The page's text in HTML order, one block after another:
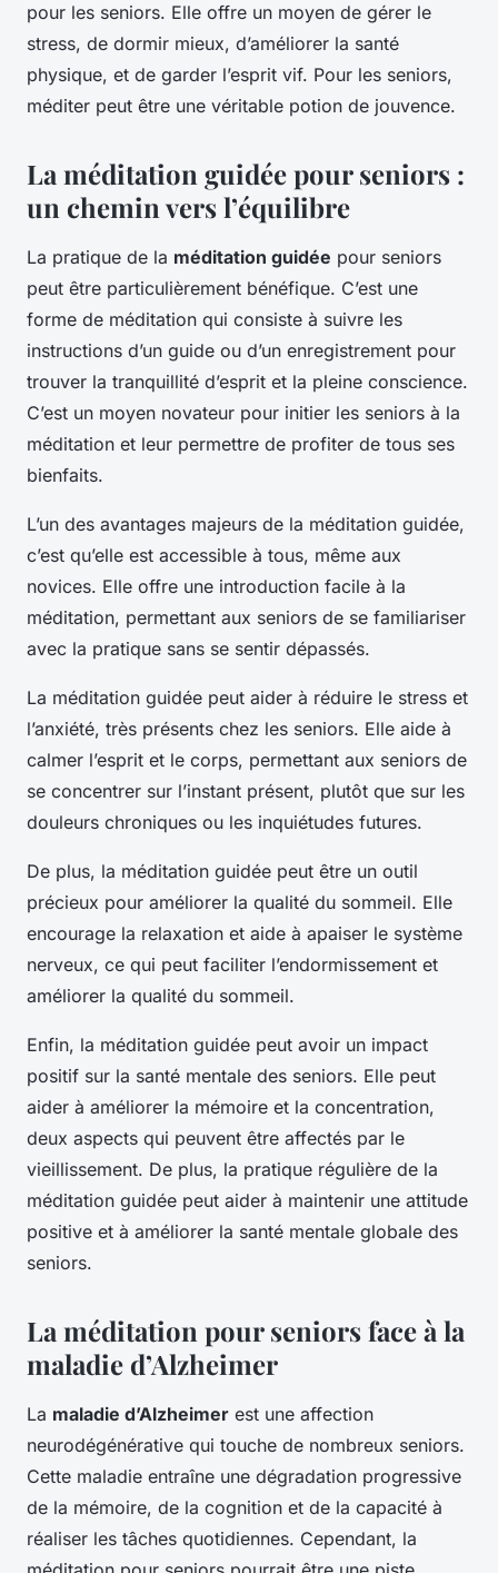
pour les seniors. Elle offre un moyen de gérer le
stress, de dormir mieux, d’améliorer la santé
physique, et de garder l’esprit vif. Pour les seniors,
méditer peut être une véritable potion de jouvence.
La méditation guidée pour seniors :
un chemin vers l’équilibre
La pratique de la méditation guidée pour seniors
peut être particulièrement bénéfique. C’est une
forme de méditation qui consiste à suivre les
instructions d’un guide ou d’un enregistrement pour
trouver la tranquillité d’esprit et la pleine conscience.
C’est un moyen novateur pour initier les seniors à la
méditation et leur permettre de profiter de tous ses
bienfaits.
L’un des avantages majeurs de la méditation guidée,
c’est qu’elle est accessible à tous, même aux
novices. Elle offre une introduction facile à la
méditation, permettant aux seniors de se familiariser
avec la pratique sans se sentir dépassés.
La méditation guidée peut aider à réduire le stress et
l’anxiété, très présents chez les seniors. Elle aide à
calmer l’esprit et le corps, permettant aux seniors de
se concentrer sur l’instant présent, plutôt que sur les
douleurs chroniques ou les inquiétudes futures.
De plus, la méditation guidée peut être un outil
précieux pour améliorer la qualité du sommeil. Elle
encourage la relaxation et aide à apaiser le système
nerveux, ce qui peut faciliter l’endormissement et
améliorer la qualité du sommeil.
Enfin, la méditation guidée peut avoir un impact
positif sur la santé mentale des seniors. Elle peut
aider à améliorer la mémoire et la concentration,
deux aspects qui peuvent être affectés par le
vieillissement. De plus, la pratique régulière de la
méditation guidée peut aider à maintenir une attitude
positive et à améliorer la santé mentale globale des
seniors.
La méditation pour seniors face à la
maladie d’Alzheimer
La maladie d’Alzheimer est une affection
neurodégénérative qui touche de nombreux seniors.
Cette maladie entraîne une dégradation progressive
de la mémoire, de la cognition et de la capacité à
réaliser les tâches quotidiennes. Cependant, la